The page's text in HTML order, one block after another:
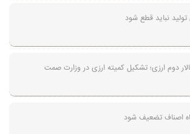
نباید قطع شود
تالار دوم ارزی؛ تشکیل کمیته ارزی در وزارت صمت
اصناف تضعیف شود